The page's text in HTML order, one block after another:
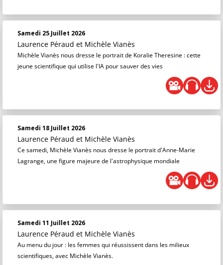
Samedi 25 Juillet 2026
Laurence Péraud et Michèle Vianès
Michèle Vianès nous dresse le portrait de Koralie Theresine : cette
jeune scientifique qui utilise l'IA pour sauver des vies
Samedi 18 Juillet 2026
Laurence Péraud et Michèle Vianès
Ce samedi, Michèle Vianès nous dresse le portrait d'Anne-Marie
Lagrange, une figure majeure de l'astrophysique mondiale
Samedi 11 Juillet 2026
Laurence Péraud et Michèle Vianès
Au menu du jour : les femmes qui réussissent dans les milieux
scientifiques, avec Michèle Vianès.